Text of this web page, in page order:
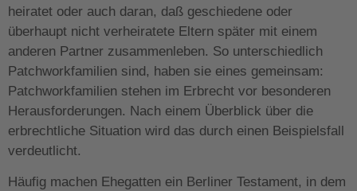
heiratet oder auch daran, daß geschiedene oder
überhaupt nicht verheiratete Eltern später mit einem
anderen Partner zusammenleben. So unterschiedlich
Patchworkfamilien sind, haben sie eines gemeinsam:
Patchworkfamilien stehen im Erbrecht vor besonderen
Herausforderungen. Nach einem Überblick über die
erbrechtliche Situation wird das durch einen Beispielsfall
verdeutlicht.
Häufig machen Ehegatten ein Berliner Testament, in dem